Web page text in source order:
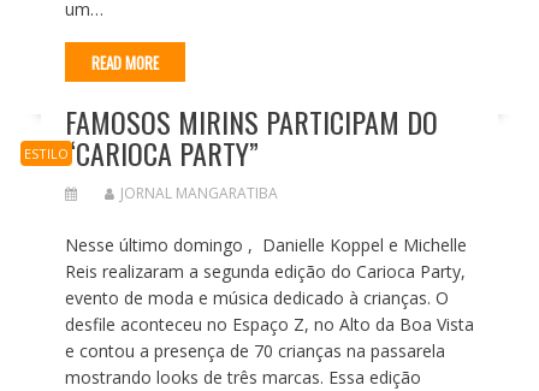
um…
READ MORE
ESTILO
FAMOSOS MIRINS PARTICIPAM DO
“CARIOCA PARTY”
JORNAL MANGARATIBA
Nesse último domingo , Danielle Koppel e Michelle
Reis realizaram a segunda edição do Carioca Party,
evento de moda e música dedicado à crianças. O
desfile aconteceu no Espaço Z, no Alto da Boa Vista
e contou a presença de 70 crianças na passarela
mostrando looks de três marcas. Essa edição